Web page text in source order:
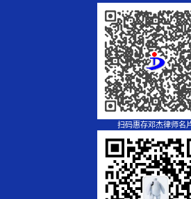
扫码惠存邓杰律师名